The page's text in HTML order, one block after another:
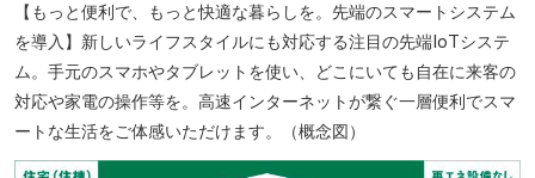
【もっと便利で、もっと快適な暮らしを。先端のスマートシステム
を導入】新しいライフスタイルにも対応する注目の先端IoTシステ
ム。手元のスマホやタブレットを使い、どこにいても自在に来客の
対応や家電の操作等を。高速インターネットが繋ぐ一層便利でスマ
ートな生活をご体感いただけます。（概念図）